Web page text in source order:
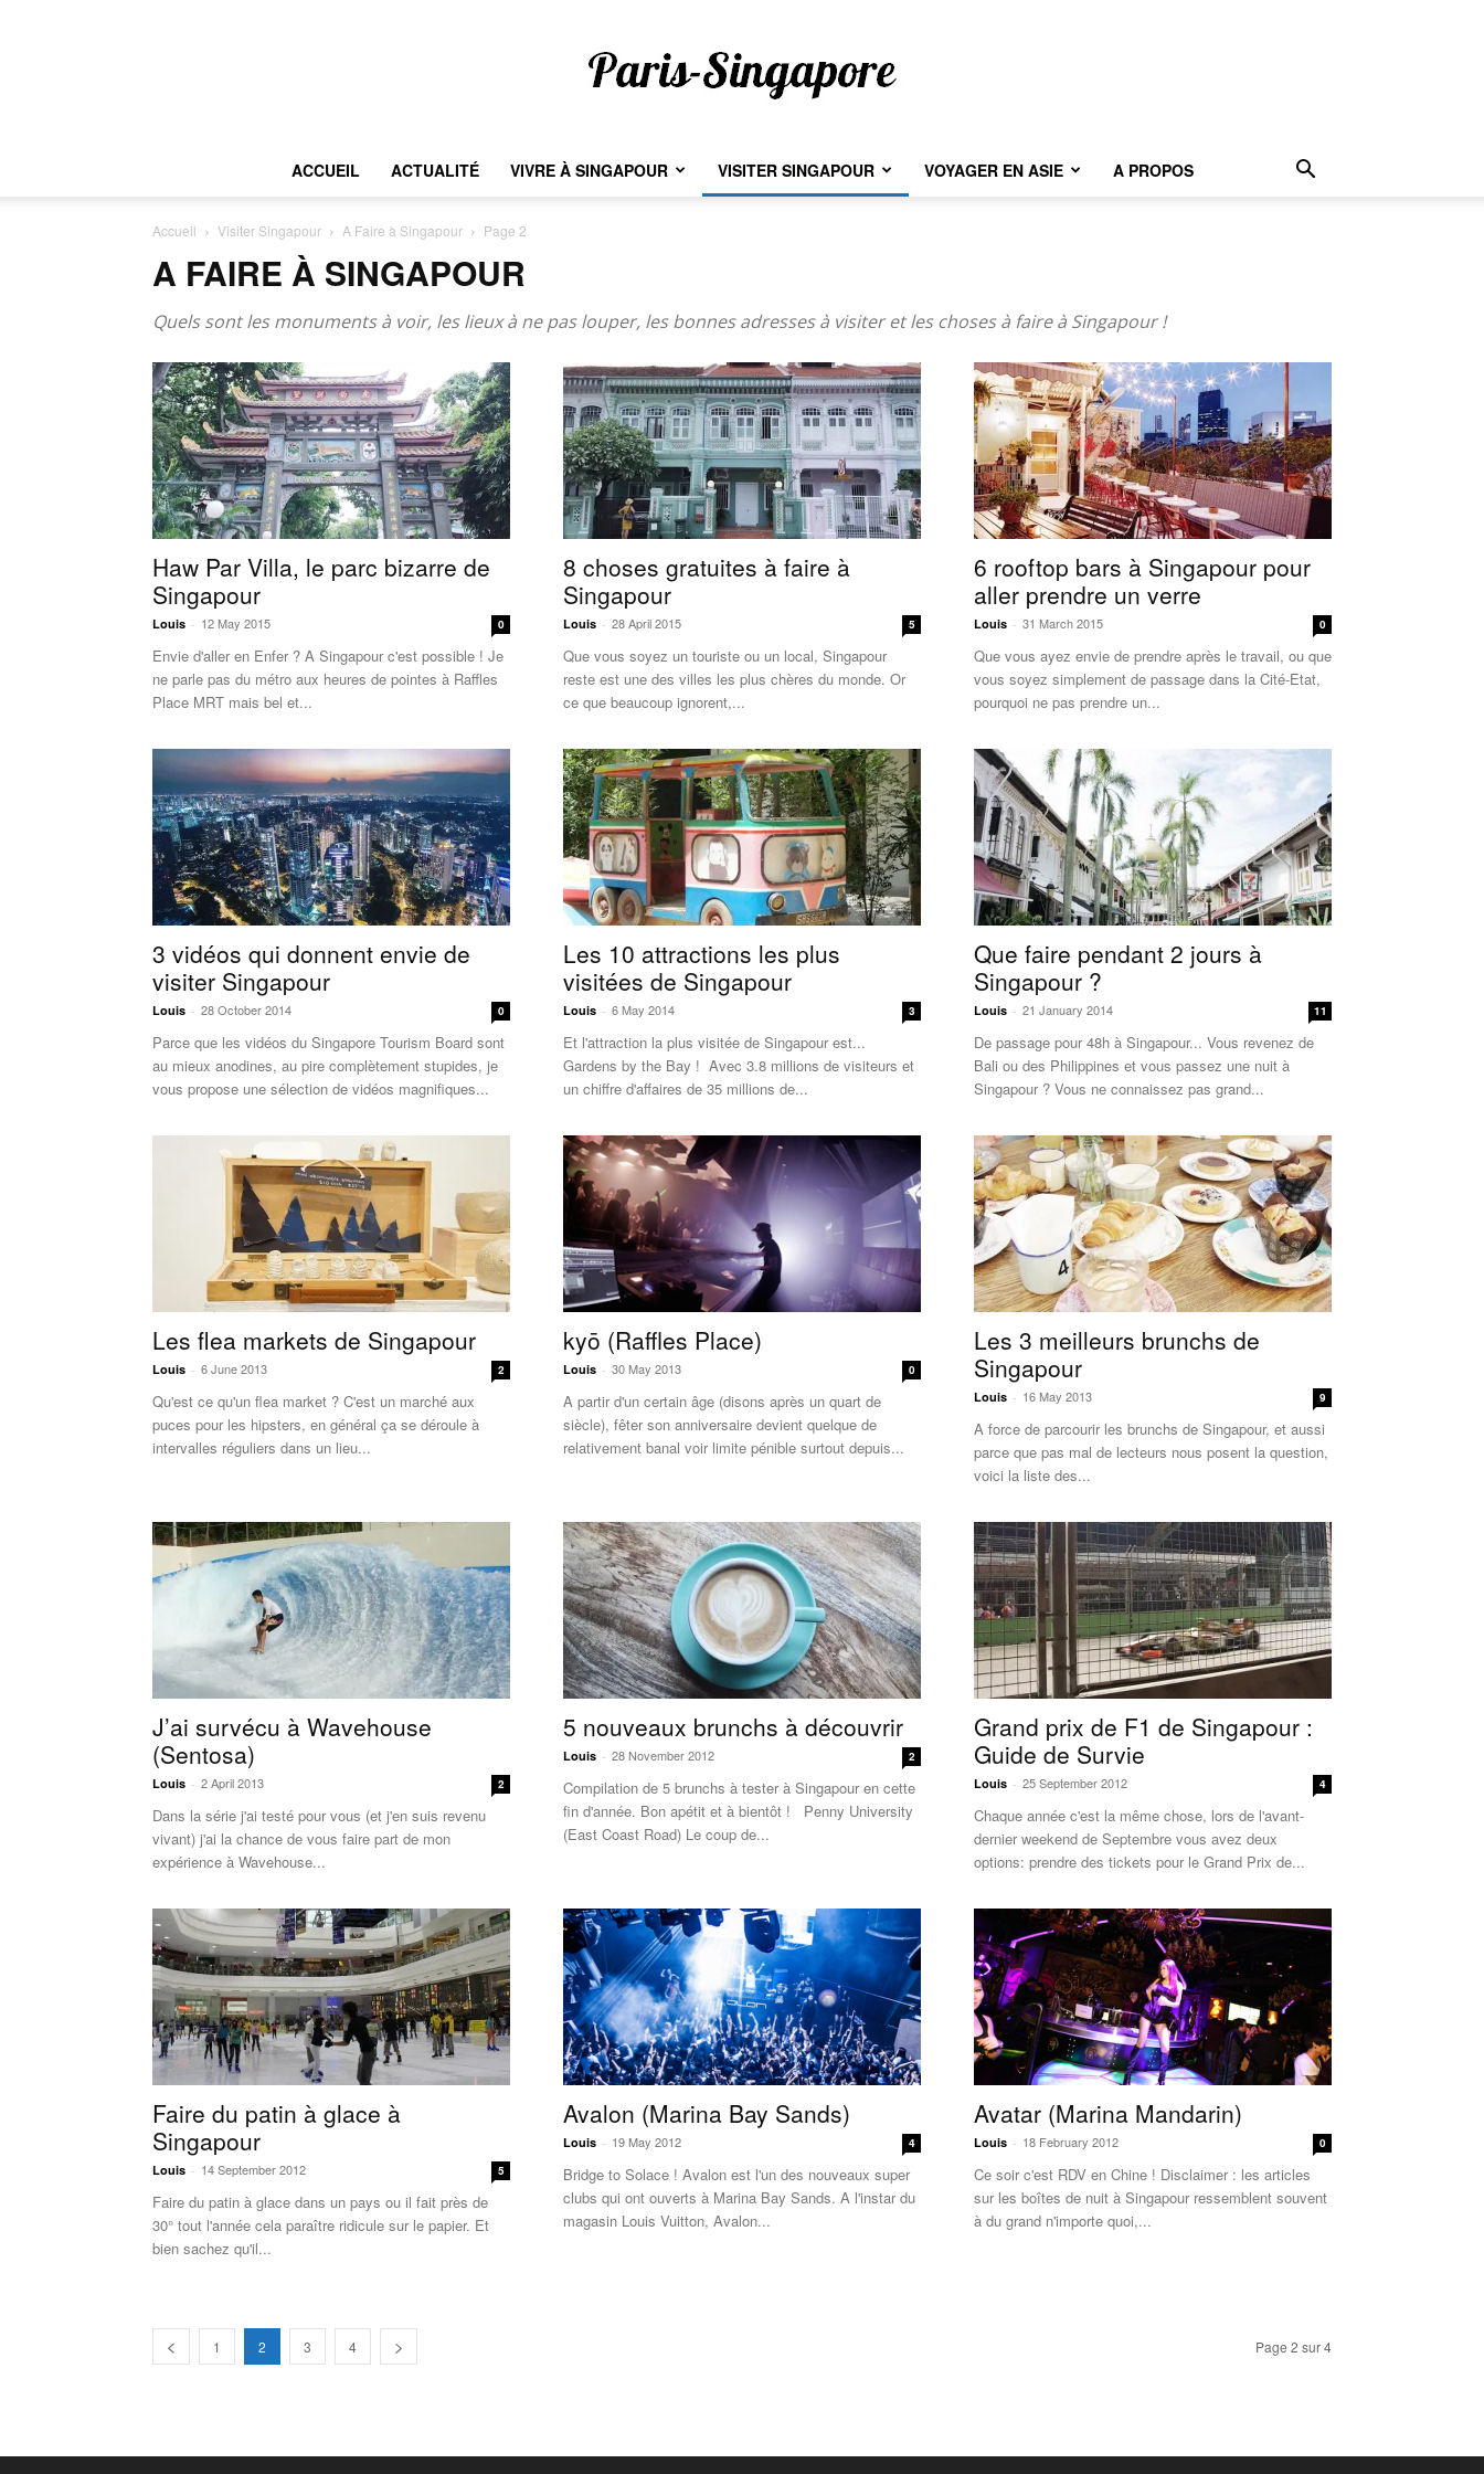
Paris-
Singapore
ACCUEIL ACTUALITÉ VIVRE À SINGAPOUR VISITER SINGAPOUR VOYAGER EN ASIE A PROPOS
Accueil Visiter Singapour A Faire à Singapour Page 2
A FAIRE À SINGAPOUR
Quels sont les monuments à voir, les lieux à ne pas louper, les bonnes adresses à visiter et les choses à faire à Singapour !
Haw Par Villa, le parc bizarre de
Singapour
Louis - 12 May 2015 0
Envie d'aller en Enfer ? A Singapour c'est possible ! Je
ne parle pas du métro aux heures de pointes à Raffles
Place MRT mais bel et...
8 choses gratuites à faire à
Singapour
Louis - 28 April 2015 5
Que vous soyez un touriste ou un local, Singapour
reste est une des villes les plus chères du monde. Or
ce que beaucoup ignorent,...
6 rooftop bars à Singapour pour
aller prendre un verre
Louis - 31 March 2015 0
Que vous ayez envie de prendre après le travail, ou que
vous soyez simplement de passage dans la Cité-Etat,
pourquoi ne pas prendre un...
3 vidéos qui donnent envie de
visiter Singapour
Louis - 28 October 2014 0
Parce que les vidéos du Singapore Tourism Board sont
au mieux anodines, au pire complètement stupides, je
vous propose une sélection de vidéos magnifiques...
Les 10 attractions les plus
visitées de Singapour
Louis - 6 May 2014 3
Et l'attraction la plus visitée de Singapour est...
Gardens by the Bay ! Avec 3.8 millions de visiteurs et
un chiffre d'affaires de 35 millions de...
Que faire pendant 2 jours à
Singapour ?
Louis - 21 January 2014 11
De passage pour 48h à Singapour... Vous revenez de
Bali ou des Philippines et vous passez une nuit à
Singapour ? Vous ne connaissez pas grand...
Les flea markets de Singapour
Louis - 6 June 2013 2
Qu'est ce qu'un flea market ? C'est un marché aux
puces pour les hipsters, en général ça se déroule à
intervalles réguliers dans un lieu...
kyō (Raffles Place)
Louis - 30 May 2013 0
A partir d'un certain âge (disons après un quart de
siècle), fêter son anniversaire devient quelque de
relativement banal voir limite pénible surtout depuis...
Les 3 meilleurs brunchs de
Singapour
Louis - 16 May 2013 9
A force de parcourir les brunchs de Singapour, et aussi
parce que pas mal de lecteurs nous posent la question,
voici la liste des...
J’ai survécu à Wavehouse
(Sentosa)
Louis - 2 April 2013 2
Dans la série j'ai testé pour vous (et j'en suis revenu
vivant) j'ai la chance de vous faire part de mon
expérience à Wavehouse...
5 nouveaux brunchs à découvrir
Louis - 28 November 2012 2
Compilation de 5 brunchs à tester à Singapour en cette
fin d'année. Bon apétit et à bientôt ! Penny University
(East Coast Road) Le coup de...
Grand prix de F1 de Singapour :
Guide de Survie
Louis - 25 September 2012 4
Chaque année c'est la même chose, lors de l'avant-
dernier weekend de Septembre vous avez deux
options: prendre des tickets pour le Grand Prix de...
Faire du patin à glace à
Singapour
Louis - 14 September 2012 5
Faire du patin à glace dans un pays ou il fait près de
30° tout l'année cela paraître ridicule sur le papier. Et
bien sachez qu'il...
Avalon (Marina Bay Sands)
Louis - 19 May 2012 4
Bridge to Solace ! Avalon est l'un des nouveaux super
clubs qui ont ouverts à Marina Bay Sands. A l'instar du
magasin Louis Vuitton, Avalon...
Avatar (Marina Mandarin)
Louis - 18 February 2012 0
Ce soir c'est RDV en Chine ! Disclaimer : les articles
sur les boîtes de nuit à Singapour ressemblent souvent
à du grand n'importe quoi,...
1 2 3 4 Page 2 sur 4